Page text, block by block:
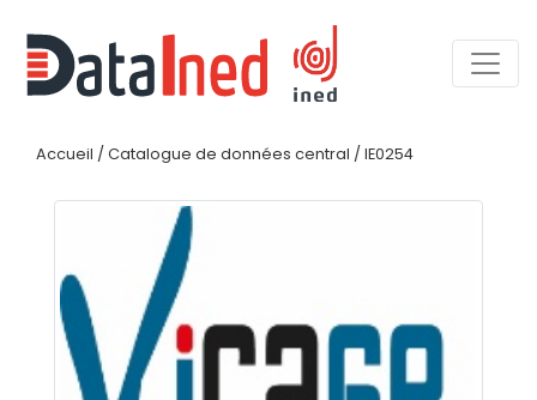
Accueil / Catalogue de données central / IE0254